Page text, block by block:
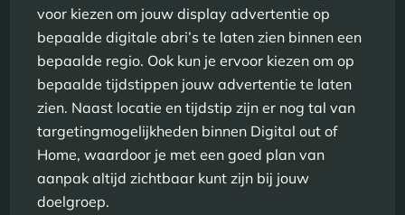
voor kiezen om jouw display advertentie op
bepaalde digitale abri’s te laten zien binnen een
bepaalde regio. Ook kun je ervoor kiezen om op
bepaalde tijdstippen jouw advertentie te laten
zien. Naast locatie en tijdstip zijn er nog tal van
targetingmogelijkheden binnen Digital out of
Home, waardoor je met een goed plan van
aanpak altijd zichtbaar kunt zijn bij jouw
doelgroep.